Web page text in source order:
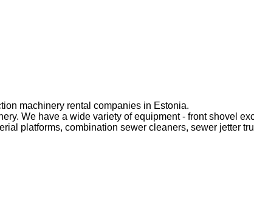
machinery rental companies in Estonia.
We have a wide variety of equipment - front shovel
platforms, combination sewer cleaners, sewer jetter